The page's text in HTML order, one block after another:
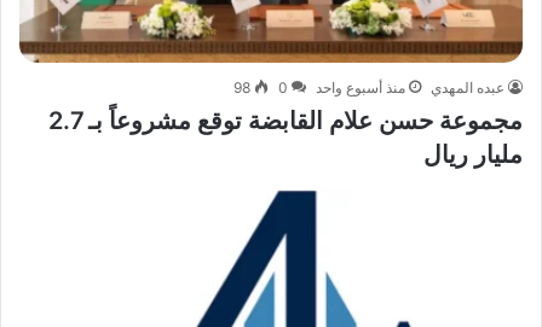
عبده المهدي منذ أسبوع واحد 0
98
مجموعة حسن علام القابضة توقع مشروعاً بـ 2.7
مليار ريال